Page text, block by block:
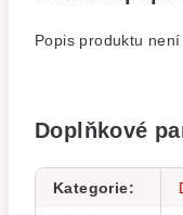
Popis produktu
Doplňkové
Kategorie: